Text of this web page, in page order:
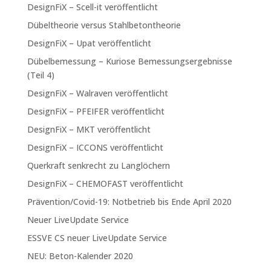
DesignFiX – Scell-it veröffentlicht
Dübeltheorie versus Stahlbetontheorie
DesignFiX – Upat veröffentlicht
Dübelbemessung – Kuriose Bemessungsergebnisse
(Teil 4)
DesignFiX – Walraven veröffentlicht
DesignFiX – PFEIFER veröffentlicht
DesignFiX – MKT veröffentlicht
DesignFiX – ICCONS veröffentlicht
Querkraft senkrecht zu Langlöchern
DesignFiX – CHEMOFAST veröffentlicht
Prävention/Covid-19: Notbetrieb bis Ende April 2020
Neuer LiveUpdate Service
ESSVE CS neuer LiveUpdate Service
NEU: Beton-Kalender 2020